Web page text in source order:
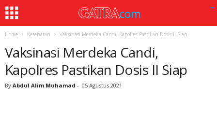
Home Kesehatan Vaksinasi Merdeka Candi, Kapolres Pastikan Dosis II Siap
Vaksinasi Merdeka Candi,
Kapolres Pastikan Dosis II Siap
By Abdul Alim Muhamad - 05 Agustus 2021